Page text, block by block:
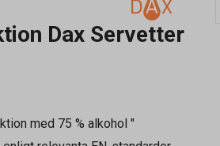
Dax Servetter
med 75 % alkohol "